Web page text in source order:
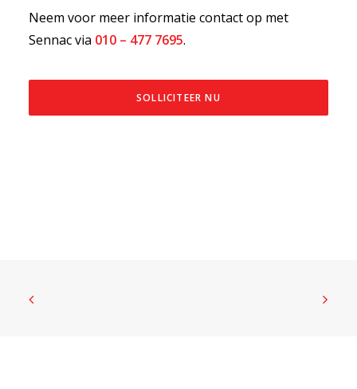
Neem voor meer informatie contact op met
Sennac via 010 – 477 7695.
SOLLICITEER NU